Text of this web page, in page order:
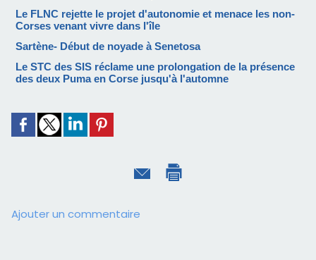
Le FLNC rejette le projet d'autonomie et menace les non-
Corses venant vivre dans l'île
Sartène- Début de noyade à Senetosa
Le STC des SIS réclame une prolongation de la présence
des deux Puma en Corse jusqu'à l'automne
Ajouter un commentaire